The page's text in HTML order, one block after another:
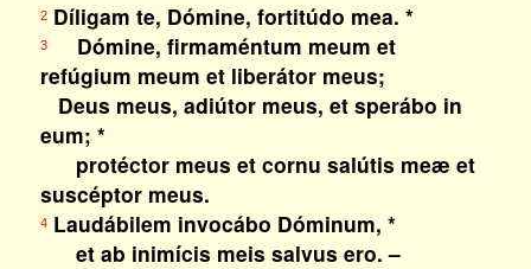
2Díligam te, Dómine, fortitúdo mea. *
3Dómine, firmaméntum meum et
refúgium meum et liberátor meus;
Deus meus, adiútor meus, et sperábo in
eum; *
protéctor meus et cornu salútis meæ et
suscéptor meus.
4Laudábilem invocábo Dóminum, *
et ab inimícis meis salvus ero. –